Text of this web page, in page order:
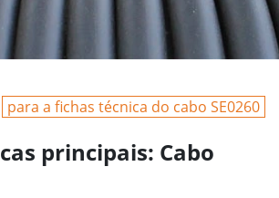
para a fichas técnica do cabo SE0260
principais: Cabo